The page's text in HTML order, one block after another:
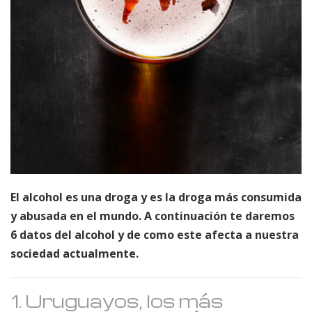
El alcohol es una droga y es la droga más consumida
y abusada en el mundo. A continuación te daremos
6 datos del alcohol y de como este afecta a nuestra
sociedad actualmente.
1. Uruguayos, los más